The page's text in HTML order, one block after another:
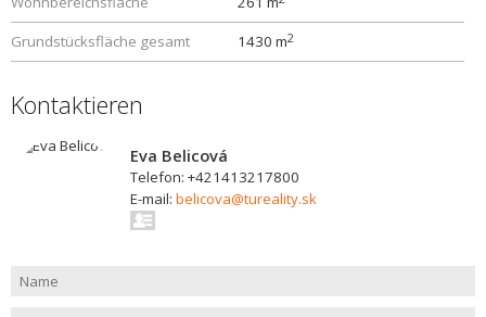
Grundstücksfläche gesamt 1430 m2
Kontaktieren
Eva Belicová
Telefon: +421413217800
E-mail: belicova@tureality.sk